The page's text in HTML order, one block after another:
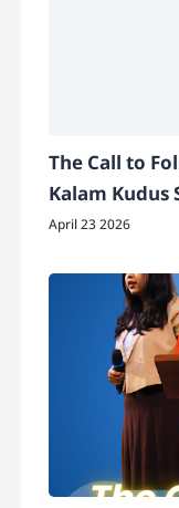
The Call to
Kalam Kudus
April 23 2026